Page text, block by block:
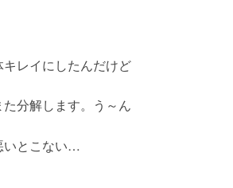
レイにしたんだけど
分解します。う～ん
とこない…